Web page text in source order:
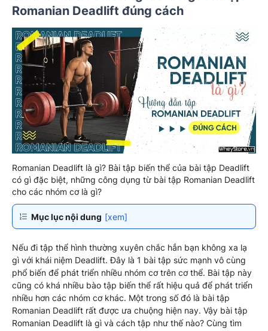
Romanian Deadlift đúng cách
Romanian Deadlift là gì? Bài tập biến thể của bài tập Deadlift
có gì đặc biệt, những công dụng từ bài tập Romanian Deadlift
cho các nhóm cơ là gì?
Mục lục nội dung [xem]
Nếu đi tập thể hình thường xuyên chắc hẳn bạn không xa lạ
gì với khái niệm Deadlift. Đây là 1 bài tập sức mạnh vô cùng
phổ biến để phát triển nhiều nhóm cơ trên cơ thể. Bài tập này
cũng có khá nhiều bào tập biến thể rất hiệu quả để phát triển
nhiều hơn các nhóm cơ khác. Một trong số đó là bài tập
Romanian Deadlift rất được ưa chuộng hiện nay. Vậy bài tập
Romanian Deadlift là gì và cách tập như thế nào? Cùng tìm